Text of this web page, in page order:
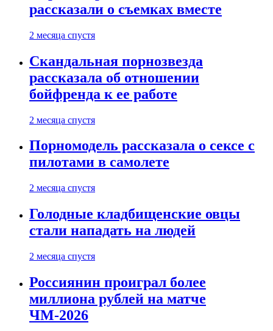
рассказали о съемках вместе
2 месяца спустя
Скандальная порнозвезда
рассказала об отношении
бойфренда к ее работе
2 месяца спустя
Порномодель рассказала о сексе с
пилотами в самолете
2 месяца спустя
Голодные кладбищенские овцы
стали нападать на людей
2 месяца спустя
Россиянин проиграл более
миллиона рублей на матче
ЧМ-2026